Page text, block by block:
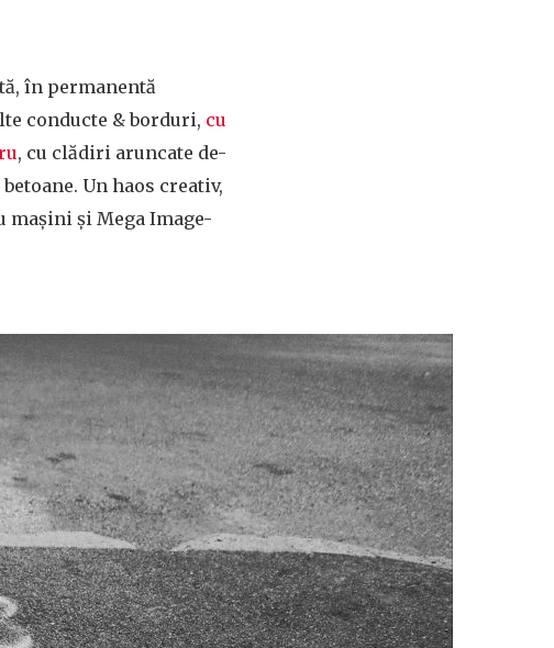
în permanentă
conducte & borduri, cu
, cu clădiri aruncate de-
Un haos creativ,
și Mega Image-